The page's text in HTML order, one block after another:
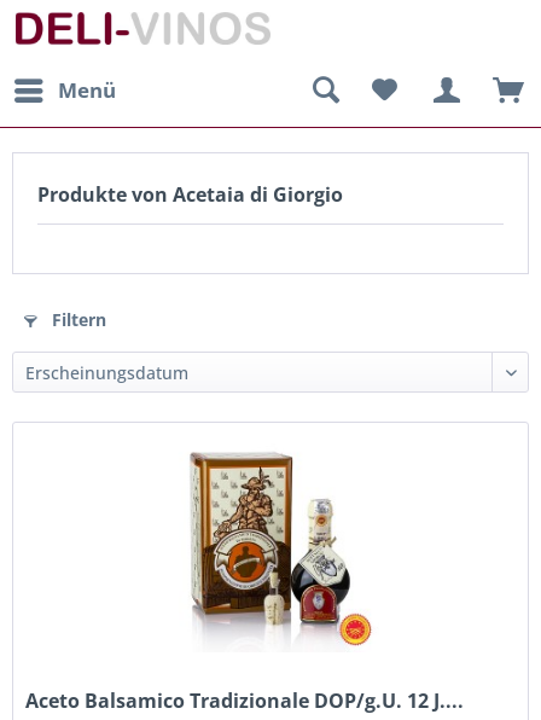
Menü
Produkte von Acetaia di Giorgio
Filtern
Aceto Balsamico Tradizionale DOP/g.U. 12 J....